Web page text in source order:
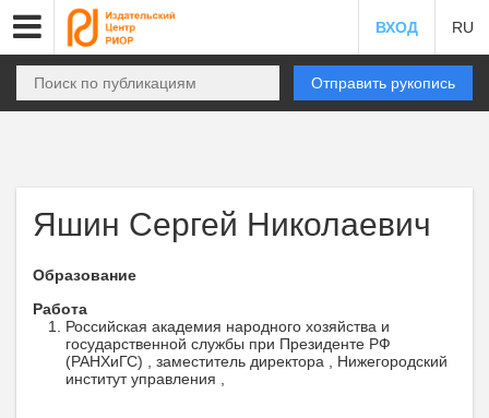
ВХОД RU
Отправить рукопись
Яшин Сергей Николаевич
Образование
Работа
Российская академия народного хозяйства и
государственной службы при Президенте РФ
(РАНХиГС) , заместитель директора , Нижегородский
институт управления ,